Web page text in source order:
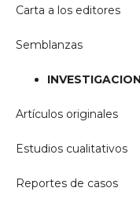
Carta a los editores
Semblanzas
Artículos originales
Estudios cualitativos
Reportes de casos